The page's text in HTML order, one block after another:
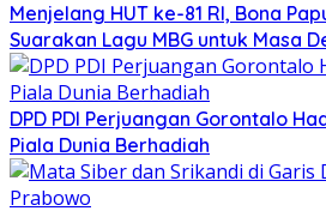
Menjelang HUT ke-81 RI, Bona
Suarakan Lagu MBG untuk Masa
DPD PDI Perjuangan Gorontalo
Piala Dunia Berhadiah